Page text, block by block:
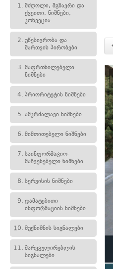
1. მძღოლი, მგზავრი და
ქვეითი, ნიშნები,
კონვეცია
2. უწესივრობა და
მართვის პირობები
3. მაფრთხილებელი
ნიშნები
4. პრიორიტეტის ნიშნები
5. ამკრძალავი ნიშნები
6. მიმთითებელი ნიშნები
7. საინფორმაციო-
მაჩვენებელი ნიშნები
8. სერვისის ნიშნები
9. დამატებითი
ინფორმაციის ნიშნები
10. შუქნიშნის სიგნალები
11. მარეგულირებლის
სიგნალები